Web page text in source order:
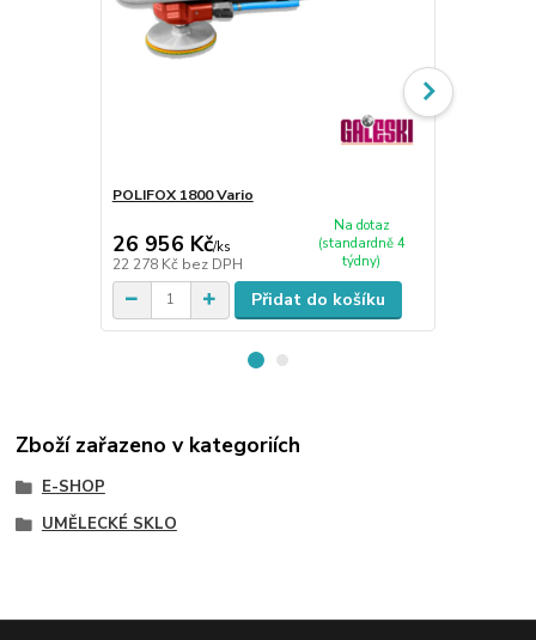
POLIFOX 1800 Vario
26 956 Kč/ks
22 278 Kč bez DPH
Na dotaz
(standardně 4
týdny)
Přidat do košíku
Zboží zařazeno v kategoriích
E-SHOP
UMĚLECKÉ SKLO